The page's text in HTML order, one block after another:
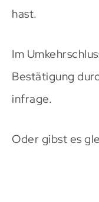
hast.
Im
Bestätigung
infrage.
Oder gibst es